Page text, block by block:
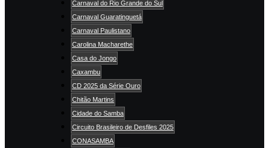
Carnaval do Rio Grande do Sul
Carnaval Guaratinguetá
Carnaval Paulistano
Carolina Macharethe
Casa do Jongo
Caxambu
CD 2025 da Série Ouro
Chitão Martins
Cidade do Samba
Circuito Brasileiro de Desfiles 2025
CONASAMBA